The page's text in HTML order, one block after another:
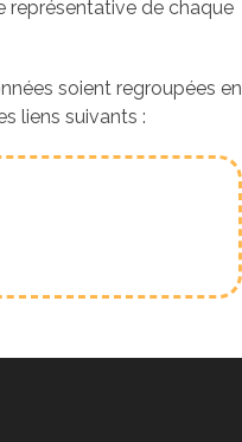
représentative de chaque
soient regroupées en
liens suivants :